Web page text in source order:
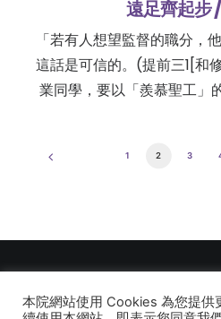
遠足齊起步
「若有人想望監督的職分，
這話是可信的。(提前三1[和
業同學，要以「羨慕聖工」
1 2 3
© 2026 建道神學院Alliance Bible
本院網站使用 Cookies 為您提供